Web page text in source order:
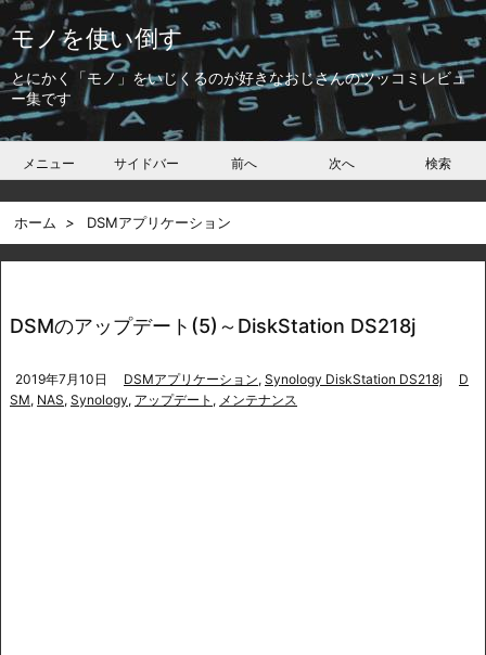
モノを使い倒す
とにかく「モノ」をいじくるのが好きなおじさんのツッコミレビュ
ー集です
メニュー サイドバー 前へ 次へ 検索
ホーム > DSMアプリケーション
DSMのアップデート(5)～DiskStation DS218j
2019年7月10日 DSMアプリケーション, Synology DiskStation DS218j
D
SM, NAS, Synology, アップデート , メンテナンス